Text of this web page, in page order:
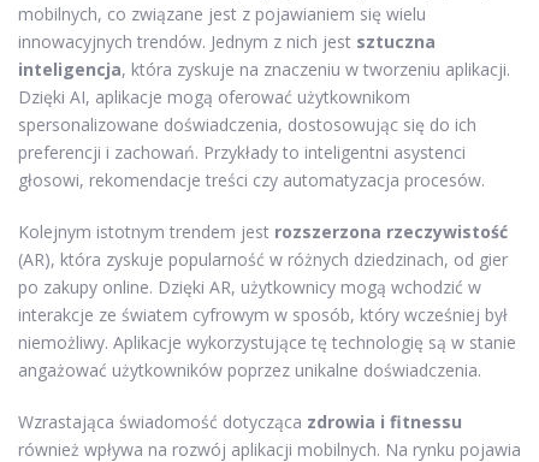
mobilnych, co związane jest z pojawianiem się wielu
innowacyjnych trendów. Jednym z nich jest sztuczna
inteligencja, która zyskuje na znaczeniu w tworzeniu aplikacji.
Dzięki AI, aplikacje mogą oferować użytkownikom
spersonalizowane doświadczenia, dostosowując się do ich
preferencji i zachowań. Przykłady to inteligentni asystenci
głosowi, rekomendacje treści czy automatyzacja procesów.
Kolejnym istotnym trendem jest rozszerzona rzeczywistość
(AR), która zyskuje popularność w różnych dziedzinach, od gier
po zakupy online. Dzięki AR, użytkownicy mogą wchodzić w
interakcje ze światem cyfrowym w sposób, który wcześniej był
niemożliwy. Aplikacje wykorzystujące tę technologię są w stanie
angażować użytkowników poprzez unikalne doświadczenia.
Wzrastająca świadomość dotycząca zdrowia i fitnessu
również wpływa na rozwój aplikacji mobilnych. Na rynku pojawia